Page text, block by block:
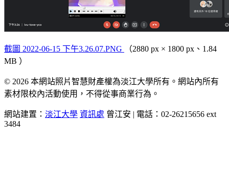
截圖 2022-06-15 下午3.26.07.PNG
（2880 px × 1800 px、1.84
MB ）
© 2026 本網站照片智慧財產權為淡江大學所有。網站內所有
素材限校內活動使用，不得從事商業行為。
網站建置： 淡江大學 資訊處 曾江安 | 電話：02-26215656 ext
3484